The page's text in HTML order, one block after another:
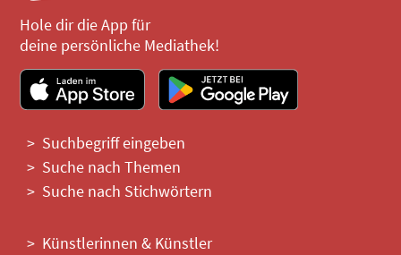
Hole dir die App für
deine persönliche Mediathek!
Suchbegriff eingeben
Suche nach Themen
Suche nach Stichwörtern
Künstlerinnen & Künstler